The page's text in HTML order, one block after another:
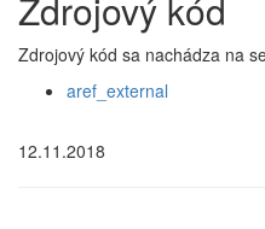
Zdrojový kód
Zdrojový kód sa nachádza na
aref_external
12.11.2018